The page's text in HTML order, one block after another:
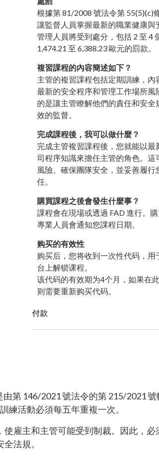
根據第 81/2008 號法令第 55(5)(c)
讓監督人員掌握最新的職業健康與
管理人員將受到處分，包括 2 至 4
1,474.21 至 6,388.23 歐元的罰款。
複習課程的內容簡述如下？
主管的複習課程包括定期訓練，內
最新的安全程序和管理工作場所風
的是讓主管瞭解他們的責任和安全
效的監督。
完成課程後，我可以做什麼？
完成主管複習課程後，您就能以最
司程序知識來擔任主管的角色。這
風險、確保團隊安全，並妥善履行
任。
購買課程之後會發生什麼事？
課程會在現場或透過 FAD 進行。
專業人員會通知您課程日期。
购买的有效性
购买后，您将收到一次性代码，用
台上解锁课程。
该代码的有效期为4个月，如果在
则需要重新购买代码。
付款
贝宝 (超过 30 欧元的订单可分 3 期免息付款)
银行转账
第 146/2021 號法令的第 215/2021
練活動必須每五年重複一次。
雇主和主管可能受到制裁。因此，必
法規。